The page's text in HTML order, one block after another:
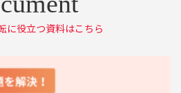
に役立つ資料はこちら